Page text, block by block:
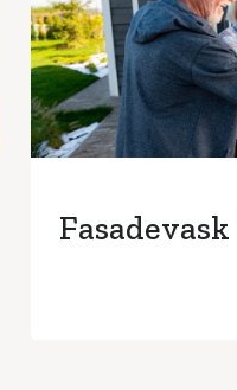
Fasadevask